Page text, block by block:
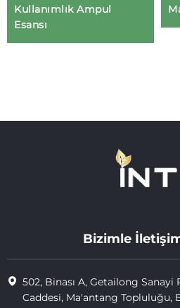
Kullanımlık Ampul
Esansı
Bizimle
502, Binası A, Getailong Sanayi
Caddesi, Ma'antang Topluluğu,